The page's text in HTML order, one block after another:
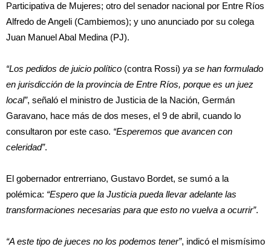
Participativa de Mujeres; otro del senador nacional por Entre Ríos
Alfredo de Angeli (Cambiemos); y uno anunciado por su colega
Juan Manuel Abal Medina (PJ).
“Los pedidos de juicio político (contra Rossi) ya se han formulado
en jurisdicción de la provincia de Entre Ríos, porque es un juez
local”, señaló el ministro de Justicia de la Nación, Germán
Garavano, hace más de dos meses, el 9 de abril, cuando lo
consultaron por este caso. “Esperemos que avancen con
celeridad”.
El gobernador entrerriano, Gustavo Bordet, se sumó a la
polémica: “Espero que la Justicia pueda llevar adelante las
transformaciones necesarias para que esto no vuelva a ocurrir”.
“A este tipo de jueces no los podemos tener”, indicó el mismísimo